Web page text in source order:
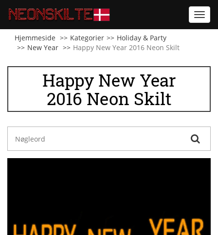
Hjemmeside
Kategorier
Holiday & Party
New Year
Happy New Year 2016 Neon Skilt
Happy New Year
2016 Neon Skilt